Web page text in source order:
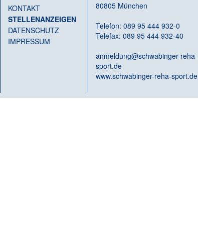
KONTAKT
STELLENANZEIGEN
DATENSCHUTZ
IMPRESSUM
80805 München
Telefon: 089 95 444 932-0
Telefax: 089 95 444 932-40
anmeldung@schwabinger-reha-
sport.de
www.schwabinger-reha-sport.de